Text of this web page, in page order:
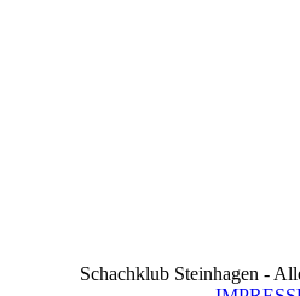
Schachklub Steinhagen -